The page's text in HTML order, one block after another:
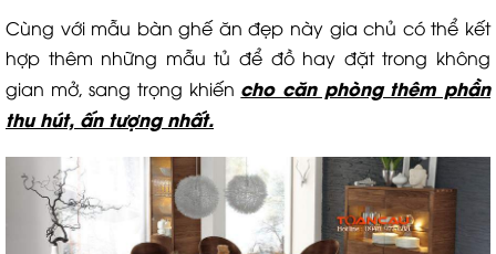
Cùng với mẫu bàn ghế ăn đẹp này gia chủ có thể kết
hợp thêm những mẫu tủ để đồ hay đặt trong không
gian mở, sang trọng khiến cho căn phòng thêm phần
thu hút, ấn tượng nhất.